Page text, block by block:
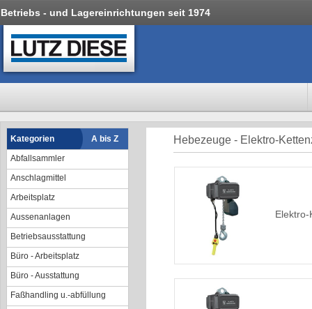
Betriebs - und Lagereinrichtungen seit 1974
Kategorien
A bis Z
Abfallsammler
Anschlagmittel
Arbeitsplatz
Aussenanlagen
Betriebsausstattung
Büro - Arbeitsplatz
Büro - Ausstattung
Faßhandling u.-abfüllung
Hebezeuge - Elektro-